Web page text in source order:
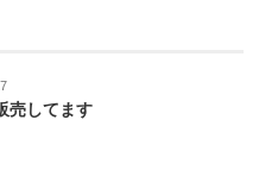
売してます